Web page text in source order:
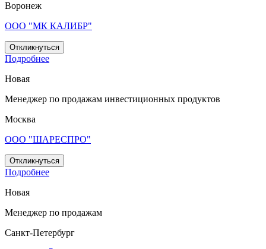
Воронеж
ООО "МК КАЛИБР"
Откликнуться
Подробнее
Новая
Менеджер по продажам инвестиционных продуктов
Москва
ООО "ШАРЕСПРО"
Откликнуться
Подробнее
Новая
Менеджер по продажам
Санкт-Петербург